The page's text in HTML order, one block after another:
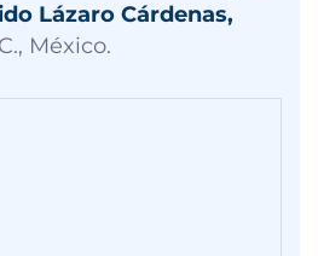
Lázaro Cárdenas,
México.